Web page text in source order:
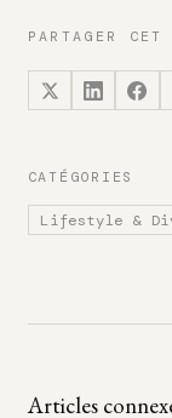
PARTAGER
CATÉGORIES
Lifestyle &
Articles